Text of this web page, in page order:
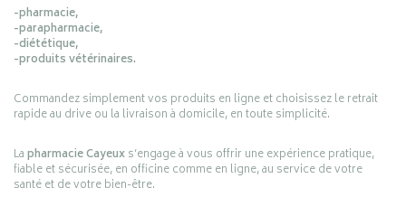
-pharmacie,
-parapharmacie,
-diététique,
-produits vétérinaires.
Commandez simplement vos produits en ligne et choisissez le retrait
rapide au drive ou la livraison à domicile, en toute simplicité.
Lapharmacie Cayeuxs’engage à vous offrir une expérience pratique,
fiable et sécurisée, en officine comme en ligne, au service de votre
santé et de votre bien-être.